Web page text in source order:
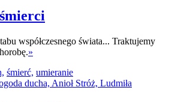
współczesnego świata... Traktujemy
»
śmierć, umieranie